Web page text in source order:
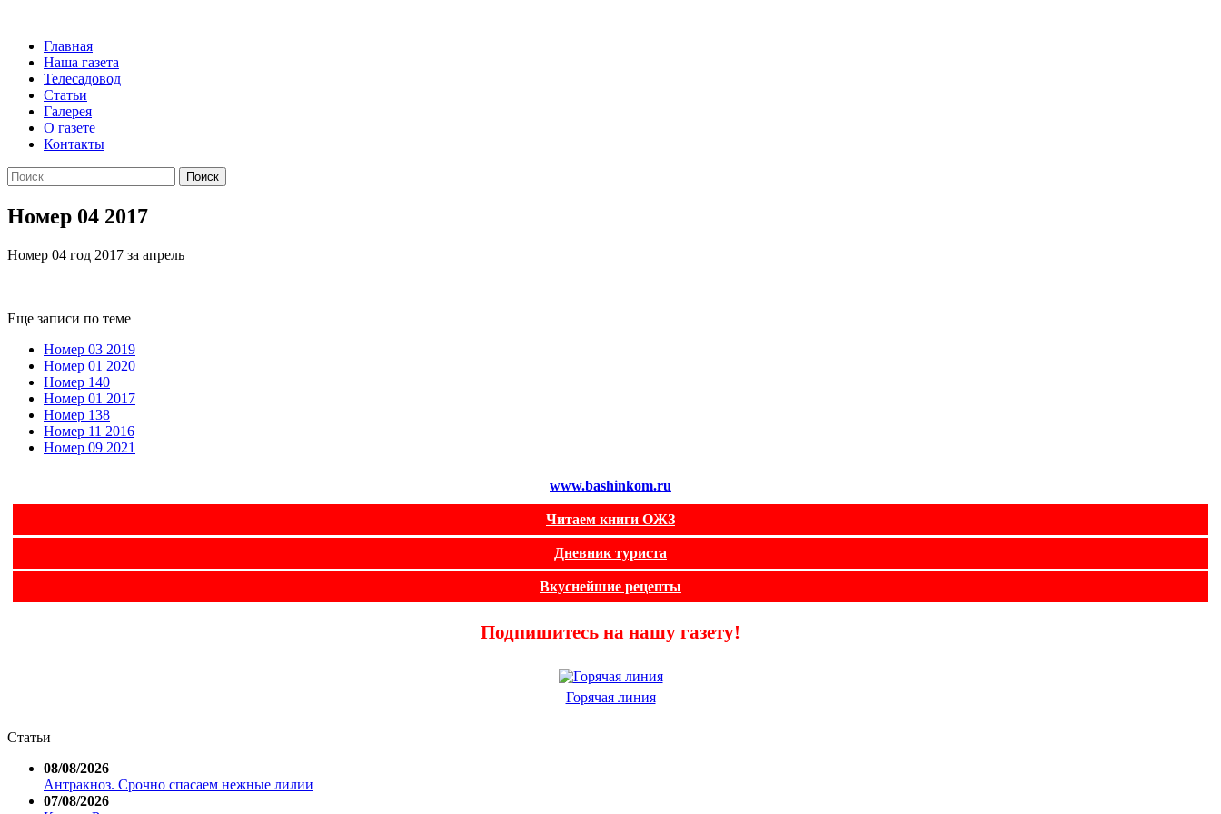
Главная
Наша газета
Телесадовод
Статьи
Галерея
О газете
Контакты
Поиск
Номер 04 2017
Номер 04 год 2017 за апрель
Еще записи по теме
Номер 03 2019
Номер 01 2020
Номер 140
Номер 01 2017
Номер 138
Номер 11 2016
Номер 09 2021
www.bashinkom.ru
Читаем книги ОЖЗ
Дневник туриста
Вкуснейшие рецепты
Подпишитесь на нашу газету!
Горячая линия
Статьи
08/08/2026
Антракноз. Срочно спасаем нежные лилии
07/08/2026